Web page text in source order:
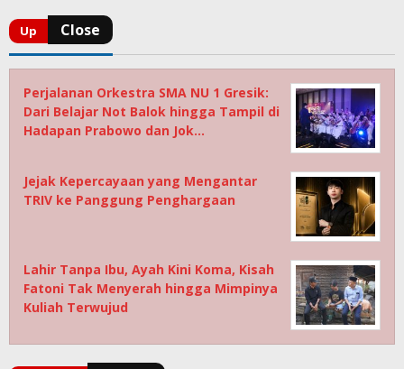
Perjalanan Orkestra SMA NU 1 Gresik:
Dari Belajar Not Balok hingga Tampil di
Hadapan Prabowo dan Jok…
Jejak Kepercayaan yang Mengantar
TRIV ke Panggung Penghargaan
Lahir Tanpa Ibu, Ayah Kini Koma, Kisah
Fatoni Tak Menyerah hingga Mimpinya
Kuliah Terwujud